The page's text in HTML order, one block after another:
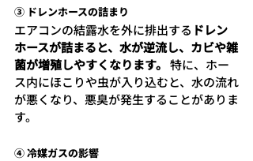
③ ドレンホースの詰まり
エアコンの結露水を外に排出する ドレン
ホースが詰まると、水が逆流し、カビや雑
菌が増殖しやすくなります。 特に、ホー
ス内にほこりや虫が入り込むと、水の流れ
が悪くなり、悪臭が発生することがありま
す。
④ 冷媒ガスの影響